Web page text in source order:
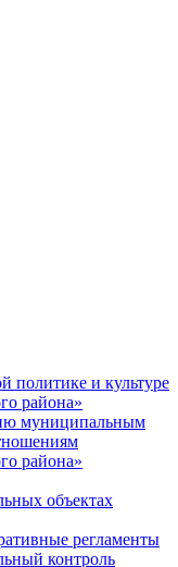
политике и культуре
района»
муниципальным
района»
объектах
регламенты
контроль